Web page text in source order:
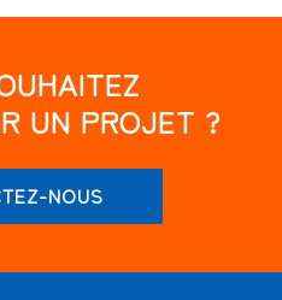
UN PROJET ?
NOUS